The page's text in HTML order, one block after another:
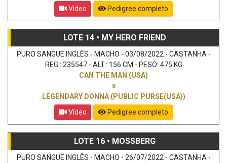
Vídeo
Pedigree completo
LOTE 14 • MY HERO FRIEND
PURO SANGUE INGLÊS - MACHO - 03/08/2022 - CASTANHA -
REG.: 235547 - ALT.: 156 CM - PESO: 475 KG
CAN THE MAN (USA)
x
LEGENDARY DONNA (PUBLIC PURSE(USA))
Vídeo
Pedigree completo
LOTE 16 • MOSSBERG
PURO SANGUE INGLÊS - MACHO - 26/07/2022 - CASTANHA -